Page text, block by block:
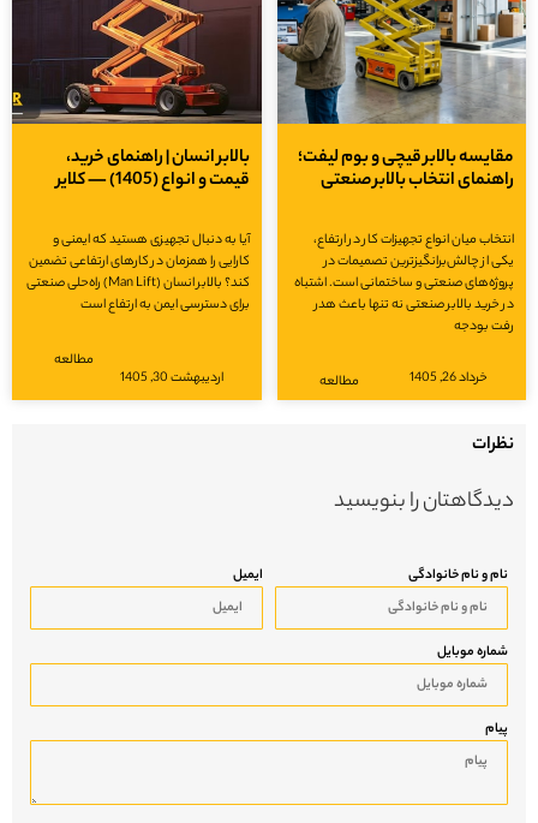
مقایسه بالابر قیچی و بوم لیفت؛
راهنمای انتخاب بالابر صنعتی
انتخاب میان انواع تجهیزات کار در ارتفاع،
یکی از چالش‌برانگیزترین تصمیمات در
پروژه‌های صنعتی و ساختمانی است. اشتباه
در خرید بالابر صنعتی نه تنها باعث هدر
رفت بودجه
مطالعه خرداد 26, 1405
بالابر انسان | راهنمای خرید،
قیمت و انواع (1405) — کلایر
آیا به دنبال تجهیزی هستید که ایمنی و
کارایی را همزمان در کارهای ارتفاعی تضمین
کند؟ بالابر انسان (Man Lift) راه‌حلی صنعتی
برای دسترسی ایمن به ارتفاع است
مطالعه
اردیبهشت 30, 1405
نظرات
دیدگاهتان را بنویسید
نام و نام خانوادگی ایمیل
شماره موبایل
پیام